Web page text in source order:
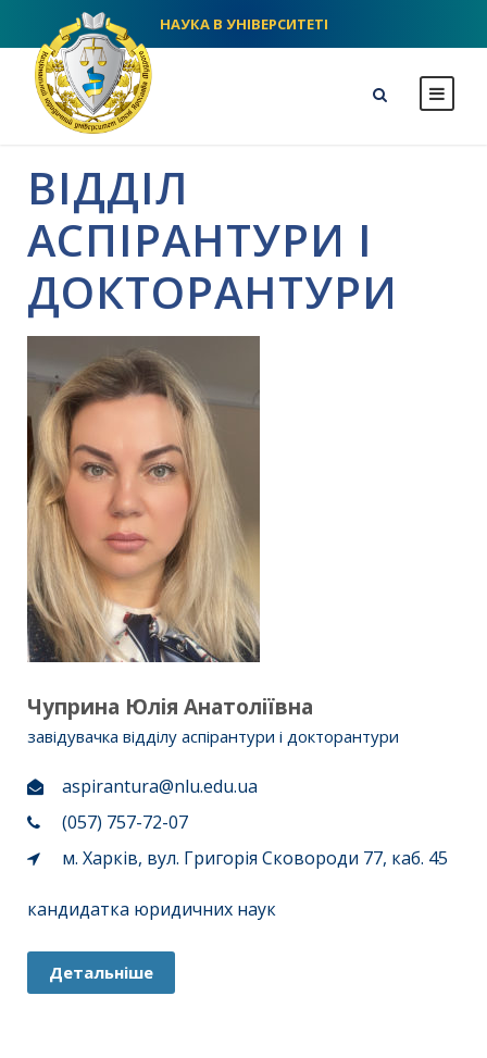
НАУКА В УНІВЕРСИТЕТІ
ВІДДІЛ
АСПІРАНТУРИ І
ДОКТОРАНТУРИ
Чуприна Юлія Анатоліївна
завідувачка відділу аспірантури і докторантури
aspirantura@nlu.edu.ua
(057) 757-72-07
м. Харків, вул. Григорія Сковороди 77, каб. 45
кандидатка юридичних наук
Детальніше